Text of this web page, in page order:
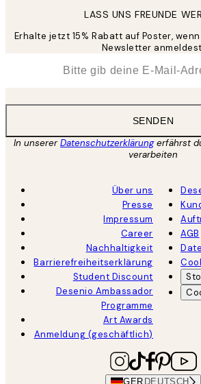
LASS UNS FREUNDE
Erhalte jetzt 15% Rabatt auf Poster,
Newsletter
SENDEN
In unsererDatenschutzerklärungerfährst
verarbeiten
Über uns
Presse
Impressum
Career
Nachhaltigkeit
Barrierefreiheitserklärung
Student Discount
Desenio Ambassador
Programme
Art Awards
Anmeldung (geschäftlich)
AGB
GER DEUTSCH